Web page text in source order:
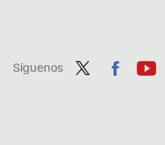
Síguenos